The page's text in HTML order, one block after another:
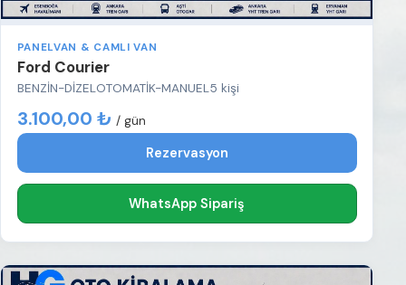
PANELVAN & CAMLI VAN
Ford Courier
BENZİN-DİZELOTOMATİK-MANUEL5 kişi
3.100,00 ₺ / gün
Rezervasyon
WhatsApp Sipariş